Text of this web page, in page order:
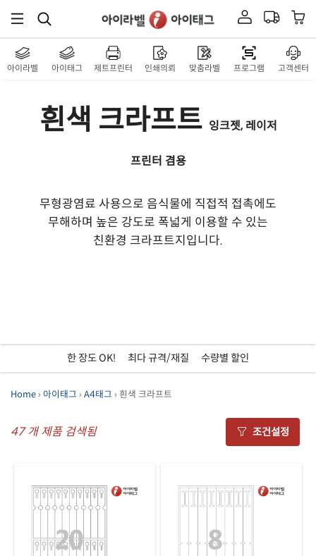
아이라벨 아이태그 제트프린터 인쇄의뢰 맞춤라벨 프로그램 고객센터
흰색 크라프트 잉크젯, 레이저
프린터 겸용
무형광염료 사용으로 음식물에 직접적 접촉에도
무해하며 높은 강도로 폭넓게 이용할 수 있는
친환경 크라프트지입니다.
한 장도 OK! 최다 규격/재질 수량별 할인
Home› 아이태그 › A4태그 › 흰색 크라프트
47개 제품 검색됨 조건설정